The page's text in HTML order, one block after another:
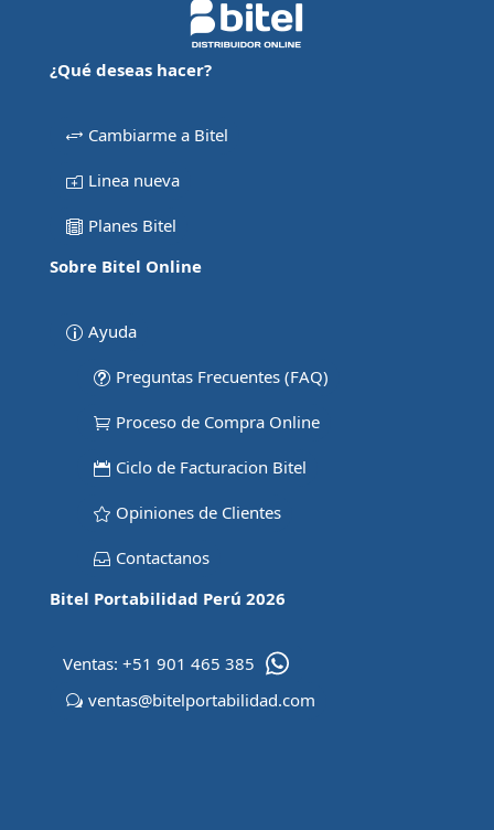
¿Qué deseas hacer?
Cambiarme a Bitel
Linea nueva
Planes Bitel
Sobre Bitel Online
Ayuda
Preguntas Frecuentes (FAQ)
Proceso de Compra Online
Ciclo de Facturacion Bitel
Opiniones de Clientes
Contactanos
Bitel Portabilidad Perú 2026
Ventas: +51 901 465 385
ventas@bitelportabilidad.com